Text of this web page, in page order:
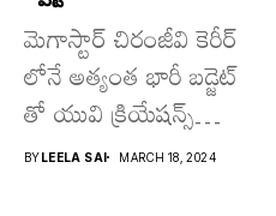
మెగాస్టార్ చిరంజీవి కెరీర్
లోనే అత్యంత భారీ బడ్జెట్
తో యువి క్రియేషన్స్
రూపొందిస్తున్న
BYLEELA SAI MARCH 18, 2024